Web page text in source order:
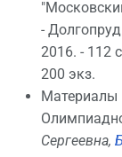
-
2016. - 112
200 экз.
Материалы
Сергеевна,